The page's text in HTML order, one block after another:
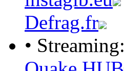
Defrag.fr
• Streaming: